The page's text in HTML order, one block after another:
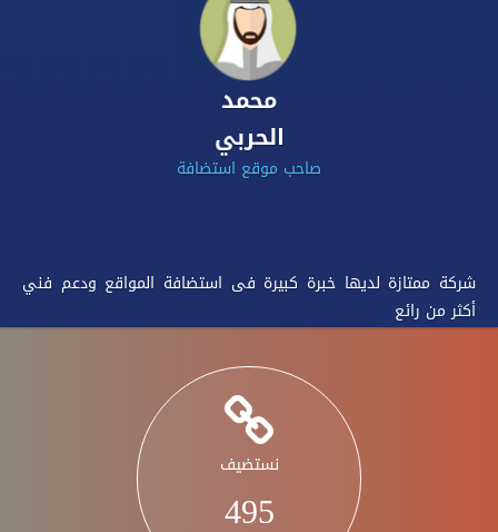
محمد
الحربي
صاحب موقع استضافة
شركة ممتازة لديها خبرة كبيرة فى استضافة المواقع ودعم فني
أكثر من رائع
نستضيف
578